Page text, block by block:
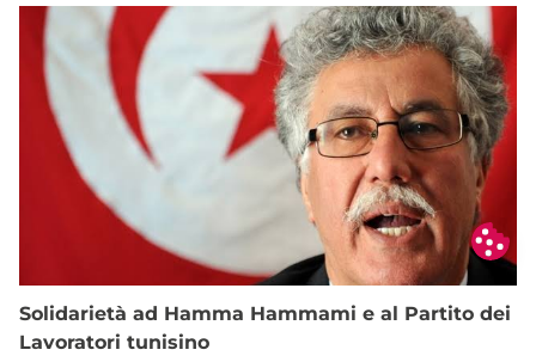
Solidarietà ad Hamma Hammami e al Partito dei
Lavoratori tunisino